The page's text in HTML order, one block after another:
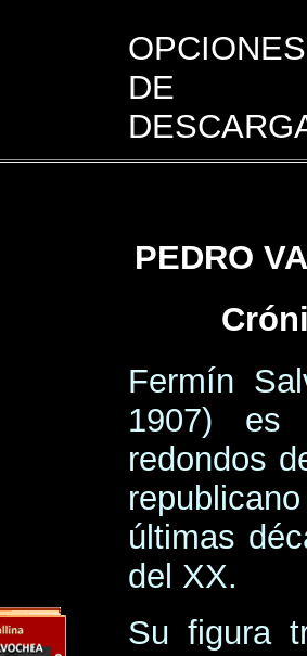
OPCIONES
DE
PEDRO
Fermín
1907)
redondos
últimas
del XX.
Su figura